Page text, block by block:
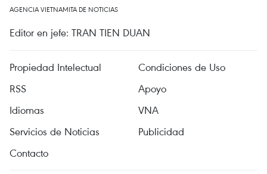
AGENCIA VIETNAMITA DE NOTICIAS
Editor en jefe: TRAN TIEN DUAN
Propiedad Intelectual
Condiciones de Uso
RSS
Apoyo
Idiomas
VNA
Servicios de Noticias
Publicidad
Contacto